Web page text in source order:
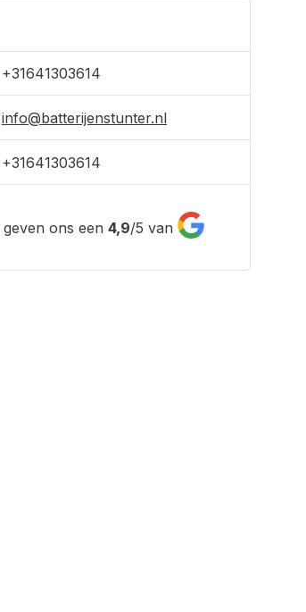
+31641303614
info@batterijenstunter.nl
+31641303614
ons een 4,9/5 van